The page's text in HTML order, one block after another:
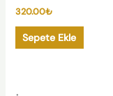
320.00₺
Sepete Ekle